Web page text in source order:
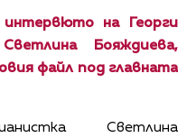
на Георги
Бояждиева,
файл под главната
Светлина